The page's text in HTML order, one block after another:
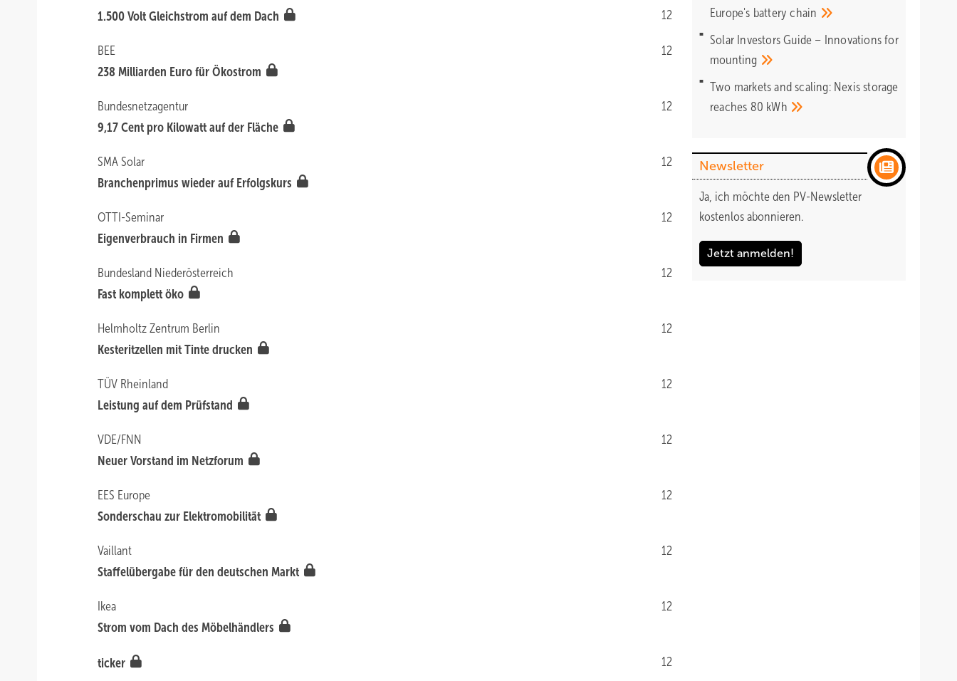
12
1.500 Volt Gleichstrom auf dem Dach
12
BEE
238 Milliarden Euro für Ökostrom
12
Bundesnetzagentur
9,17 Cent pro Kilowatt auf der Fläche
12
SMA Solar
Branchenprimus wieder auf Erfolgskurs
12
OTTI-Seminar
Eigenverbrauch in Firmen
12
Bundesland Niederösterreich
Fast komplett öko
12
Helmholtz Zentrum Berlin
Kesteritzellen mit Tinte drucken
12
TÜV Rheinland
Leistung auf dem Prüfstand
12
VDE/FNN
Neuer Vorstand im Netzforum
12
EES Europe
Sonderschau zur Elektromobilität
12
Vaillant
Staffelübergabe für den deutschen Markt
12
Ikea
Strom vom Dach des Möbelhändlers
12
ticker
Europe's batterychain
Solar Investors Guide – Innovations for
mounting
Two markets and scaling: Nexis storage
reaches 80 kWh
Newsletter
Ja, ich möchte den PV-Newsletter
kostenlos abonnieren.
Jetzt anmelden!